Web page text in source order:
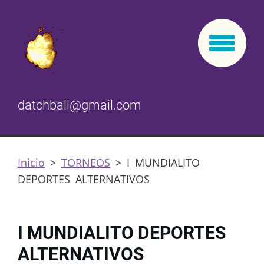
datchball@gmail.com
Inicio > TORNEOS > I MUNDIALITO
DEPORTES ALTERNATIVOS
I MUNDIALITO DEPORTES
ALTERNATIVOS